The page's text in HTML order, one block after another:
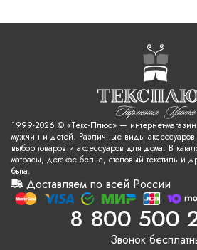
1999-2026 © «Текс-Плюс» — интернет-
мужчин и детей. Различные виды
выбор товаров и аксессуаров для дома. В
матрасы, детское белье, столовый текстиль и
быта.
Доставляем по всей России
8 800 500
Звонок